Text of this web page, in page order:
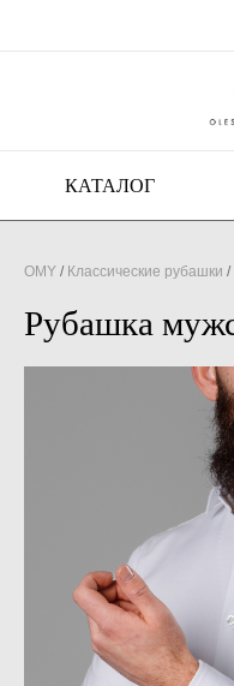
КАТАЛОГ
OMY / Классические рубашки /